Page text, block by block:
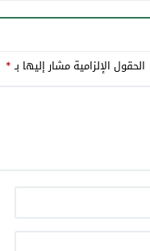
الحقول الإلزامية مشار إليها بـ*